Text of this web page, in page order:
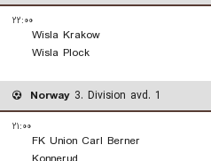
۲۲:۰۰
Wisla Krakow
Wisla Plock
Norway 3. Division avd. 1
۲۱:۰۰
FK Union Carl Berner